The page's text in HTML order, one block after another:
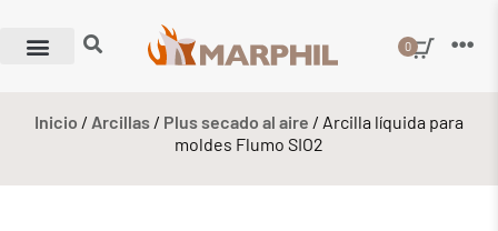
0
Inicio / Arcillas / Plus secado al aire / Arcilla líquida para
moldes Flumo SIO2